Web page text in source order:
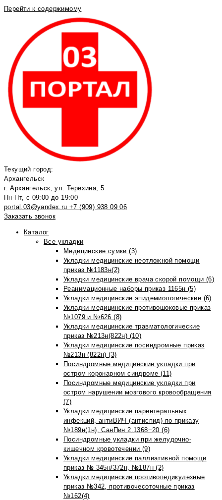
Перейти к содержимому
Текущий город:
Архангельск
г. Архангельск, ул. Терехина, 5
Пн-Пт, с 09:00 до 19:00
portal.03@yandex.ru +7 (909) 938 09 06
Заказать звонок
Каталог
Все укладки
Медицинские сумки (3)
Укладки медицинские неотложной помощи
приказ №1183н(2)
Укладки медицинские врача скорой помощи (6)
Реанимационные наборы приказ 1165н (5)
Укладки медицинские эпидемиологические (6)
Укладки медицинские противошоковые приказ
№1079 и №626 (8)
Укладки медицинские травматологические
приказ №213н(822н) (10)
Укладки медицинские посиндромные приказ
№213н (822н) (3)
Посиндромные медицинские укладки при
остром коронарном синдроме (11)
Посиндромные медицинские укладки при
остром нарушении мозгового кровообращения
(7)
Укладки медицинские парентеральных
инфекций, антиВИЧ (антиспид) по приказу
№189н(1н), СанПин 2.1368−20 (6)
Посиндромные укладки при желудочно-
кишечном кровотечении (9)
Укладки медицинские паллиативной помощи
приказ № 345н/372н, №187н (2)
Укладки медицинские противопедикулезные
приказ №342, противочесоточные приказ
№162(4)